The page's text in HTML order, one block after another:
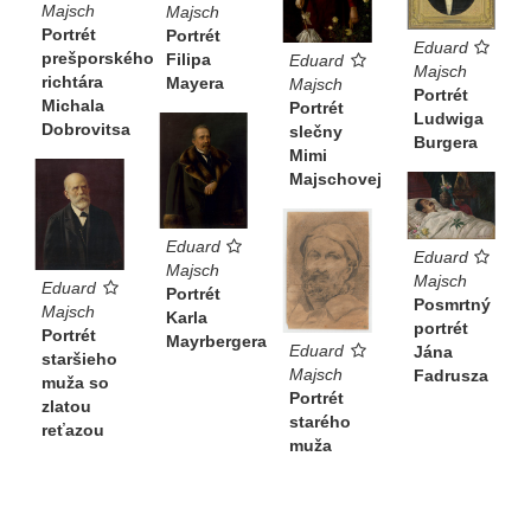
Majsch
Portrét
prešporského
richtára
Michala
Dobrovitsa
Majsch
Portrét
Filipa
Mayera
Eduard
Majsch
Portrét
slečny
Mimi
Majschovej
Eduard
Majsch
Portrét
Ludwiga
Burgera
Eduard
Majsch
Portrét
Karla
Mayrbergera
Eduard
Majsch
Portrét
staršieho
muža so
zlatou
reťazou
Eduard
Majsch
Posmrtný
portrét
Jána
Fadrusza
Eduard
Majsch
Portrét
starého
muža